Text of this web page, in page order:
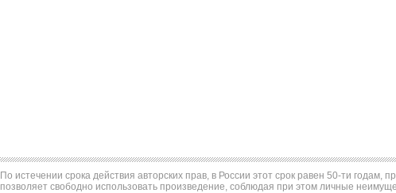
По истечении срока действия авторских прав, в России этот срок равен 50-ти
позволяет свободно использовать произведение, соблюдая при этом личные